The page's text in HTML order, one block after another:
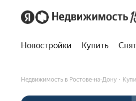
Новостройки Купить
Недвижимость в Ростове-на-Дону